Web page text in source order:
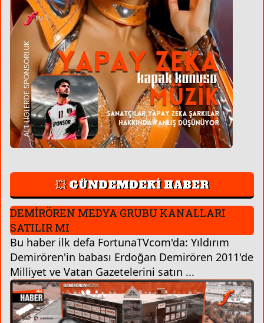
💥 GÜNDEMDEKİ HABER
DEMİRÖREN MEDYA GRUBU KANALLARI
SATILIR MI
Bu haber ilk defa FortunaTVcom'da: Yıldırım
Demirören'in babası Erdoğan Demirören 2011'de
Milliyet ve Vatan Gazetelerini satın ...